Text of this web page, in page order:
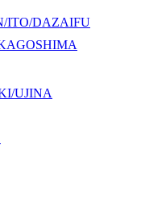
ITO/DAZAIFU
UJINA